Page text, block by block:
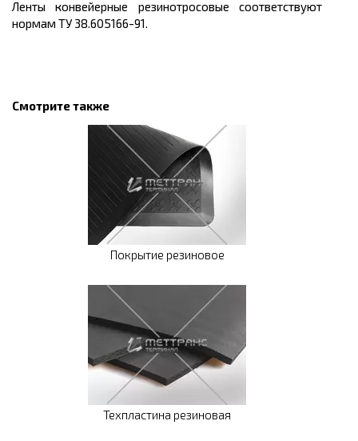
Ленты конвейерные резинотросовые соответствуют
нормам ТУ 38.605166-91.
Смотрите также
Покрытие резиновое
Техпластина резиновая